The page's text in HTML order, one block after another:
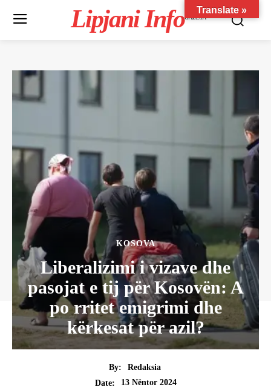
Lipjani InfoGAZETA
KOSOVA
Liberalizimi i vizave dhe
pasojat e tij për Kosovën: A
po rritet emigrimi dhe
kërkesat për azil?
By:
Redaksia
Date:
13 Nëntor 2024
Translate »